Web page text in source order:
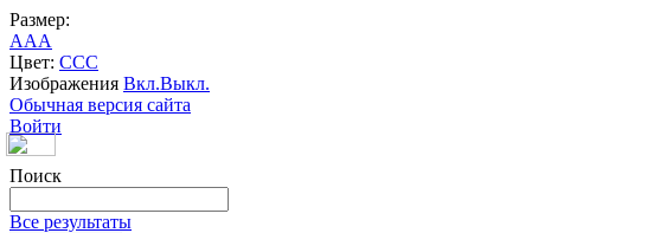
Размер:
AAA
Цвет: CCC
Изображения Вкл.Выкл.
Обычная версия сайта
Войти
Поиск
Все результаты